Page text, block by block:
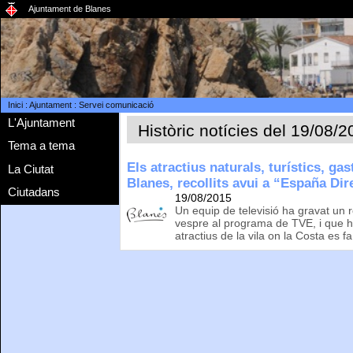
Ajuntament de Blanes
Inici: Ajuntament: Servei comunicació
L'Ajuntament
Tema a tema
La Ciutat
Ciutadans
Històric notícies del 19/08/
Els atractius naturals, turístics,
Blanes, recollits avui a “España
19/08/2015
Un equip de televisió ha gravat un
vespre al programa de TVE, i que
atractius de la vila on la Costa es